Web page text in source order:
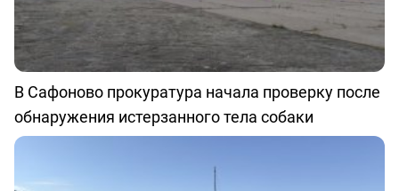
В Сафоново прокуратура начала проверку после
обнаружения истерзанного тела собаки